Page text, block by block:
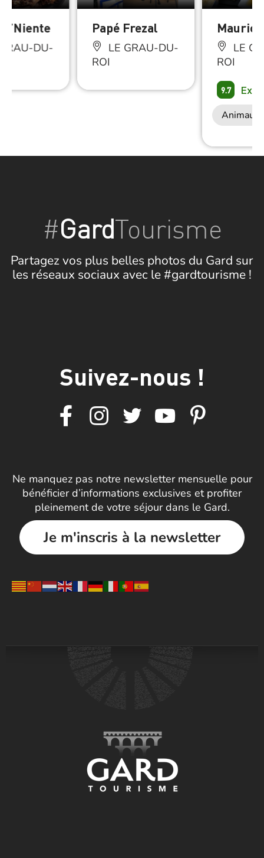
DU-
Papé Frezal
LE GRAU-DU-
ROI
Maurice
LE
ROI
9.7
Animaux
#GardTourisme
Partagez vos plus belles photos du Gard sur
les réseaux sociaux avec le #gardtourisme !
Suivez-nous !
Ne manquez pas notre newsletter mensuelle pour
bénéficier d’informations exclusives et profiter
pleinement de votre séjour dans le Gard.
Je m'inscris à la newsletter